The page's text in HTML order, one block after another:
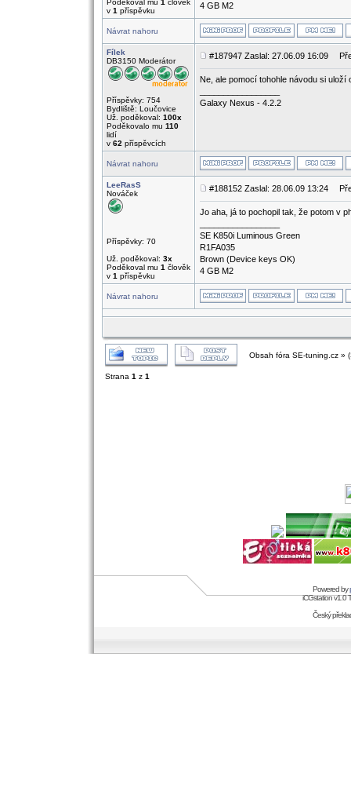
Poděkoval mu 1 člověk
v 1 příspěvku
4 GB M2
Návrat nahoru
Fílek
DB3150 Moderátor
Příspěvky: 754
Bydliště: Loučovice
Už. poděkoval: 100x
Poděkovalo mu 110
lidí
v 62 příspěvcích
#187947 Zaslal: 27.06.09 16:09
Ne, ale pomocí tohohle návodu si
Galaxy Nexus - 4.2.2
Návrat nahoru
LeeRasS
Nováček
Příspěvky: 70
Už. poděkoval: 3x
Poděkoval mu 1 člověk
v 1 příspěvku
#188152 Zaslal: 28.06.09 13:24
Jo aha, já to pochopil tak, že potom v
SE K850i Luminous Green
R1FA035
Brown (Device keys OK)
4 GB M2
Návrat nahoru
Obsah fóra SE-tuning.cz »
Strana 1 z 1
Powered by
iCGstation v1.0
Český